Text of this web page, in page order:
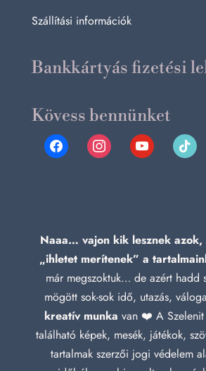
Szállítási információk
Bankkártyás fizetési
Kövess bennünket
facebookinstagramyoutube tiktok
Naaa… vajon kik lesznek
„ihletet merítenek” a
már megszoktuk… de azért hadd
mögött sok-sok idő, utazás,
kreatív munka van ❤️ A
található képek, mesék, játékok,
tartalmak szerzői jogi védelem